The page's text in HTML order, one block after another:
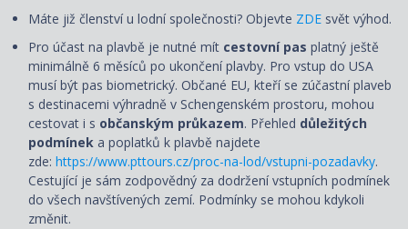
Máte již členství u lodní společnosti? Objevte ZDE svět výhod.
Pro účast na plavbě je nutné mít cestovní pas platný ještě
minimálně 6 měsíců po ukončení plavby. Pro vstup do USA
musí být pas biometrický. Občané EU, kteří se zúčastní plaveb
s destinacemi výhradně v Schengenském prostoru, mohou
cestovat i s občanským průkazem. Přehled důležitých
podmínek a poplatků k plavbě najdete
zde: https://www.pttours.cz/proc-na-lod/vstupni-pozadavky.
Cestující je sám zodpovědný za dodržení vstupních podmínek
do všech navštívených zemí. Podmínky se mohou kdykoli
změnit.